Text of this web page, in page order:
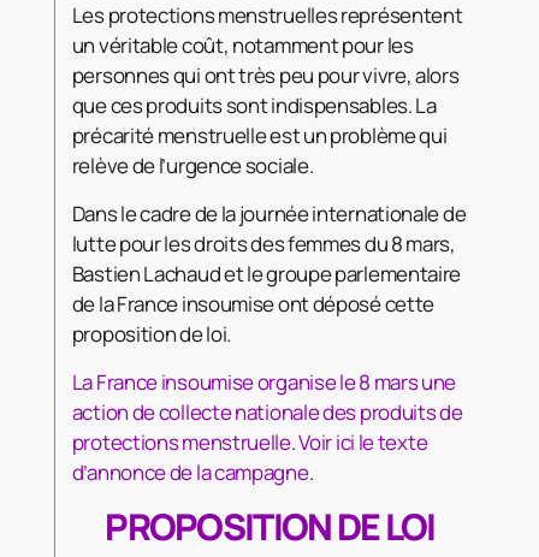
Les protections menstruelles représentent
un véritable coût, notamment pour les
personnes qui ont très peu pour vivre, alors
que ces produits sont indispensables. La
précarité menstruelle est un problème qui
relève de l’urgence sociale.
Dans le cadre de la journée internationale de
lutte pour les droits des femmes du 8 mars,
Bastien Lachaud et le groupe parlementaire
de la France insoumise ont déposé cette
proposition de loi.
La France insoumise organise le 8 mars une
action de collecte nationale des produits de
protections menstruelle.Voir ici le texte
d’annonce de la campagne.
PROPOSITION DE LOI